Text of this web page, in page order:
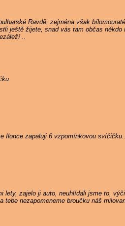
Ravdě, zejména však
ještě žijete, snad vás tam občas
..
Ilonce zapaluji 6 vzpomínkovou svíčičku..
lety, zajelo ji auto, neuhlídali jsme to,
tebe nezapomeneme broučku náš